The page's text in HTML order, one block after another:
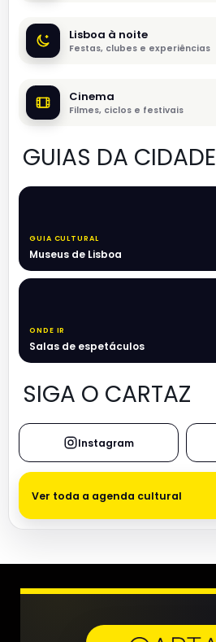
Lisboa à noite
Festas, clubes e experiências
Cinema
Filmes, ciclos e festivais
GUIAS DA CIDADE
GUIA CULTURAL
Museus de Lisboa
ONDE IR
Salas de espetáculos
SIGA O CARTAZ
Instagram
Ver toda a agenda cultural